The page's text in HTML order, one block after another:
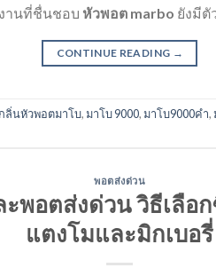
านที่ชื่นชอบ หัวพอต marbo ยังมีตั
CONTINUE READING →
กลิ่นหัวพอตมาโบ,มาโบ 9000,มาโบ9000คํา,
พอตส่งด่วน
พอตส่งด่วน วิธีเลือ
แตงโมและมิกเบอรี่